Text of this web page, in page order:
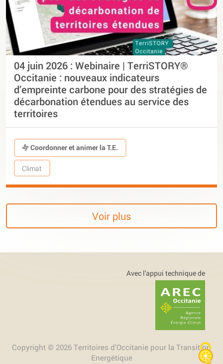
04 juin 2026 : Webinaire | TerriSTORY®
Occitanie : nouveaux indicateurs
d’empreinte carbone pour des stratégies de
décarbonation étendues au service des
territoires
Coordonner et animer la T.E.
Climat
Voir plus
Avec l'appui technique de
Copyright © 2026 Territoires d’Occitanie pour la Transition
Energétique